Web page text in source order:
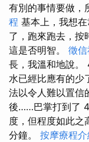
有別的事情要做，
程 基本上，我想
了，跑來跑去，按
這是否明智。 徵
長，我溫和地說
水已經比應有的少
法以令人難以置
後……巴掌打到了
度，但程度如此之
分鐘。 按摩療程介